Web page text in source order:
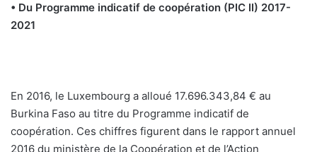
• Du Programme indicatif de coopération (PIC II) 2017-
2021
En 2016, le Luxembourg a alloué 17.696.343,84 € au
Burkina Faso au titre du Programme indicatif de
coopération. Ces chiffres figurent dans le rapport annuel
2016 du ministère de la Coopération et de l’Action